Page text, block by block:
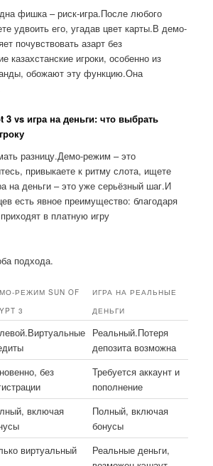
фишка – риск-игра.После любого
удвоить его, угадав цвет карты.В демо-
почувствовать азарт без
казахстанские игроки, особенно из
обожают эту функцию.Она
vs игра на деньги: что выбрать
разницу.Демо-режим – это
привыкаете к ритму слота, ищете
на деньги – это уже серьёзный шаг.И
есть явное преимущество: благодаря
в платную игру
подхода.
РЕЖИМ SUN OF
3
ИГРА НА РЕАЛЬНЫЕ
ДЕНЬГИ
Реальный.Потеря
депозита возможна
без
Требуется аккаунт и
пополнение
включая
Полный, включая
бонусы
виртуальный
Реальные деньги,